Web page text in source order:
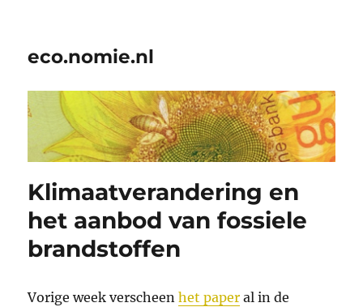
eco.nomie.nl
Klimaatverandering en
het aanbod van fossiele
brandstoffen
Vorige week verscheenhet paper al in de